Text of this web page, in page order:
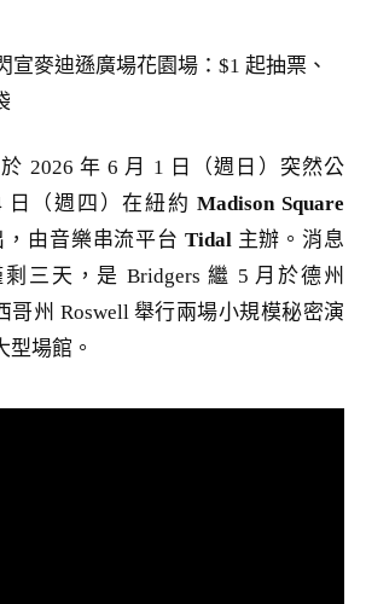
宣麥迪遜廣場花園場：$1 起抽票、
於 2026 年 6 月 1 日（週日）突然公
日（週四）在紐約Madison Square
由音樂串流平台 Tidal主辦。消息
三天，是 Bridgers 繼 5 月於德州
哥州 Roswell 舉行兩場小規模秘密演
型場館。